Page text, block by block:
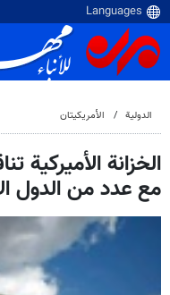
الدولية الأمريكيتان
الخزانة
مع عدد من الدول